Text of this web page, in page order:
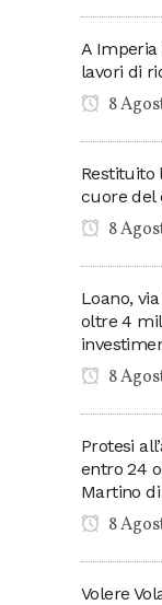
A
lavori di
8
Restituito
cuore del
8
Loano,
oltre 4
8
Protesi
entro 24
Martino di
8
Volere